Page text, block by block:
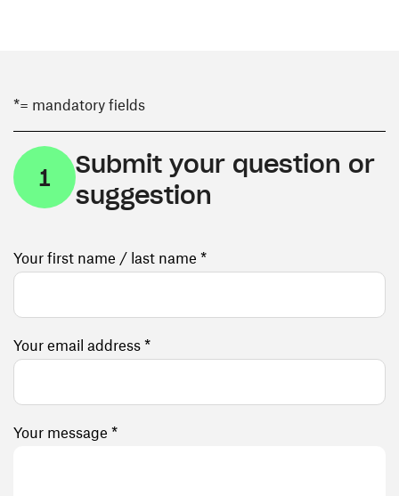
*= mandatory fields
1
Submit your question or
suggestion
Your first name / last name *
Your email address *
Your message *